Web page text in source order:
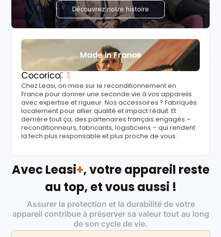
Découvrez notre histoire
Made in France
Cocorico
Chez Leasi, on mise sur le reconditionnement en
France pour donner une seconde vie à vos appareils
avec expertise et rigueur. Nos accessoires ? Fabriqués
localement pour allier qualité et impact réduit. Et
derrière tout ça, des partenaires français engagés –
reconditionneurs, fabricants, logisticiens – qui rendent
la tech plus responsable et plus proche de vous.
Avec Leasi+, votre appareil reste
au top, et vous aussi !
Assurer la protection et la durabilité de votre
appareil contribue à préserver sa valeur tout au long
de son cycle de vie.